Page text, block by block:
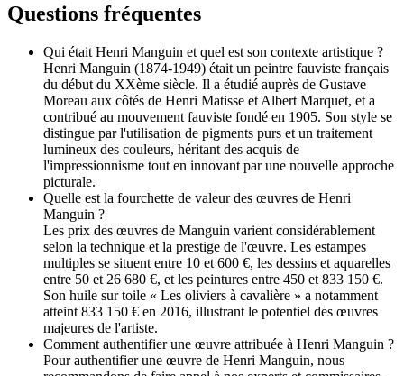
Questions fréquentes
Qui était Henri Manguin et quel est son contexte artistique ?
Henri Manguin (1874-1949) était un peintre fauviste français
du début du XXème siècle. Il a étudié auprès de Gustave
Moreau aux côtés de Henri Matisse et Albert Marquet, et a
contribué au mouvement fauviste fondé en 1905. Son style se
distingue par l'utilisation de pigments purs et un traitement
lumineux des couleurs, héritant des acquis de
l'impressionnisme tout en innovant par une nouvelle approche
picturale.
Quelle est la fourchette de valeur des œuvres de Henri
Manguin ?
Les prix des œuvres de Manguin varient considérablement
selon la technique et la prestige de l'œuvre. Les estampes
multiples se situent entre 10 et 600 €, les dessins et aquarelles
entre 50 et 26 680 €, et les peintures entre 450 et 833 150 €.
Son huile sur toile « Les oliviers à cavalière » a notamment
atteint 833 150 € en 2016, illustrant le potentiel des œuvres
majeures de l'artiste.
Comment authentifier une œuvre attribuée à Henri Manguin ?
Pour authentifier une œuvre de Henri Manguin, nous